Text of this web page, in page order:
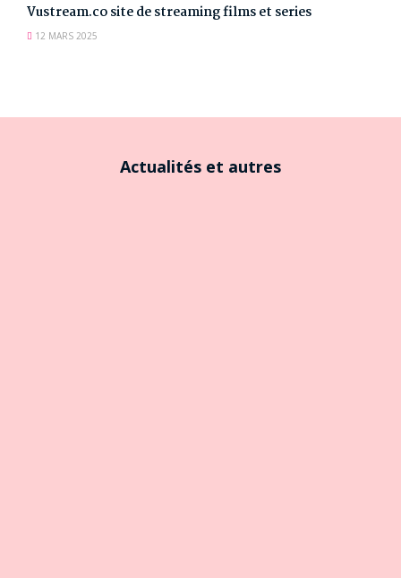
Vustream.co site de streaming films et series
12 MARS 2025
Actualités et autres